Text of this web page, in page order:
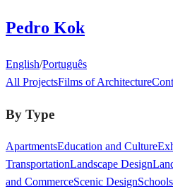
Pedro Kok
English/Português
All ProjectsFilms of Architecture
By Type
ApartmentsEducation and Culture
TransportationLandscape Design
and CommerceScenic Design